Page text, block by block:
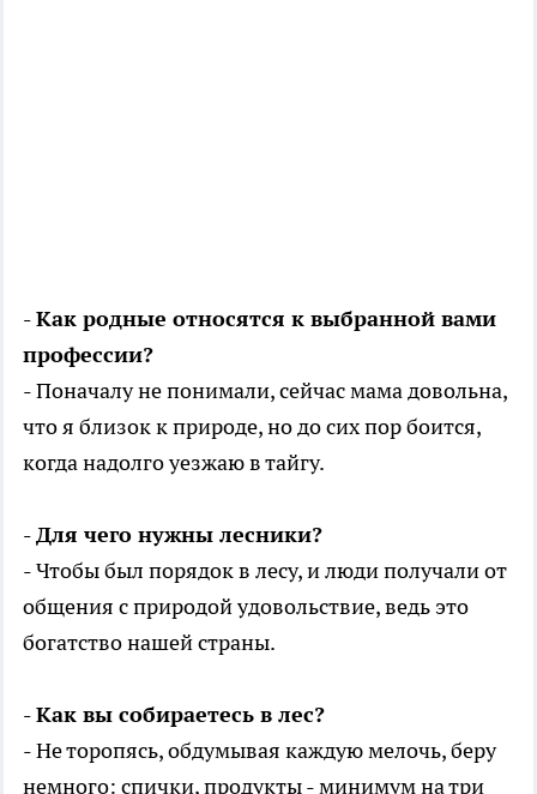
- Как родные относятся к выбранной вами
профессии?
- Поначалу не понимали, сейчас мама довольна,
что я близок к природе, но до сих пор боится,
когда надолго уезжаю в тайгу.
- Для чего нужны лесники?
- Чтобы был порядок в лесу, и люди получали от
общения с природой удовольствие, ведь это
богатство нашей страны.
- Как вы собираетесь в лес?
- Не торопясь, обдумывая каждую мелочь, беру
немного: спички, продукты - минимум на три